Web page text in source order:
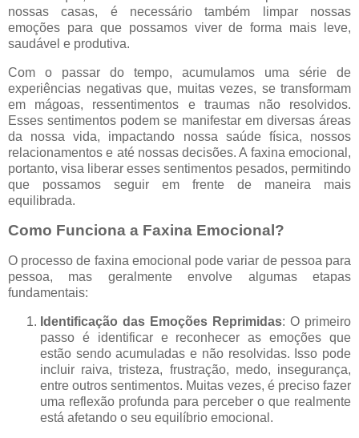
nossas casas, é necessário também limpar nossas
emoções para que possamos viver de forma mais leve,
saudável e produtiva.
Com o passar do tempo, acumulamos uma série de
experiências negativas que, muitas vezes, se transformam
em mágoas, ressentimentos e traumas não resolvidos.
Esses sentimentos podem se manifestar em diversas áreas
da nossa vida, impactando nossa saúde física, nossos
relacionamentos e até nossas decisões. A faxina emocional,
portanto, visa liberar esses sentimentos pesados, permitindo
que possamos seguir em frente de maneira mais
equilibrada.
Como Funciona a Faxina Emocional?
O processo de faxina emocional pode variar de pessoa para
pessoa, mas geralmente envolve algumas etapas
fundamentais:
Identificação das Emoções Reprimidas: O primeiro
passo é identificar e reconhecer as emoções que
estão sendo acumuladas e não resolvidas. Isso pode
incluir raiva, tristeza, frustração, medo, insegurança,
entre outros sentimentos. Muitas vezes, é preciso fazer
uma reflexão profunda para perceber o que realmente
está afetando o seu equilíbrio emocional.